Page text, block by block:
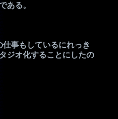
ある。
事もしているにれっき
ジオ化することにしたの